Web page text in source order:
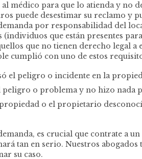
médico para que lo atienda y no
puede desestimar su reclamo y
por responsabilidad del
que están presentes
que no tienen derecho legal
cumplió con uno de estos
el peligro o incidente en la
o problema y no hizo nada
o el propietario
es crucial que contrate a
tan en serio. Nuestros
su caso.